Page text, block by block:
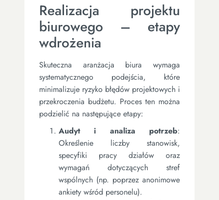
Realizacja projektu
biurowego – etapy
wdrożenia
Skuteczna aranżacja biura wymaga
systematycznego podejścia, które
minimalizuje ryzyko błędów projektowych i
przekroczenia budżetu. Proces ten można
podzielić na następujące etapy:
Audyt i analiza potrzeb:
Określenie liczby stanowisk,
specyfiki pracy działów oraz
wymagań dotyczących stref
wspólnych (np. poprzez anonimowe
ankiety wśród personelu).